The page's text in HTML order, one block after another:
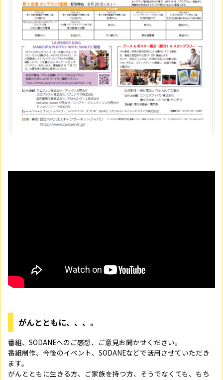
がんとともに、、、。
番組、SODANEへのご感想、ご意見お聞かせください。
番組制作、今後のイベント、SODANEなどで活用させていただき
ます。
がんとともに生きる方、ご家族を持つ方、そうでなくても、もち